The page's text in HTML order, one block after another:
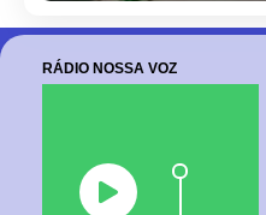
RÁDIO NOSSA VOZ